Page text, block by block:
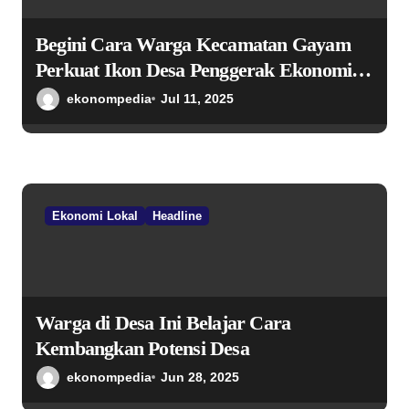
Begini Cara Warga Kecamatan Gayam
Perkuat Ikon Desa Penggerak Ekonomi
Lokal Melalui TPID
ekonompedia Jul 11, 2025
Ekonomi Lokal Headline
Warga di Desa Ini Belajar Cara
Kembangkan Potensi Desa
ekonompedia Jun 28, 2025